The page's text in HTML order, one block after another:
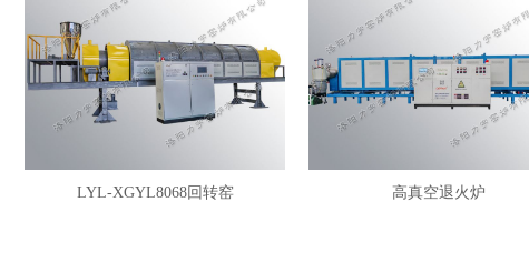
LYL-XGYL8068回转窑 高真空退火炉